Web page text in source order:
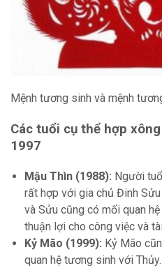
Mệnh tương sinh và mệnh
Các tuổi cụ thể hợp
1997
Mậu Thìn (1988): Người
rất hợp với gia chủ Đinh Sửu
và Sửu cũng có mối quan
thuận lợi cho công việc và
Kỷ Mão (1999): Kỷ Mão
quan hệ tương sinh với